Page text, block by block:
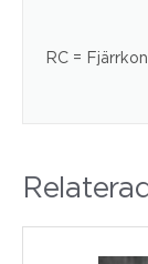
RC =